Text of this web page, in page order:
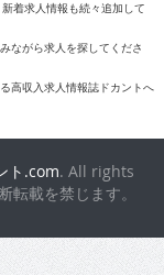
着求人情報も続々追加して
ながら求人を探してくださ
高収入求人情報誌ドカントへ
ト.com. All rights
載を禁じます。